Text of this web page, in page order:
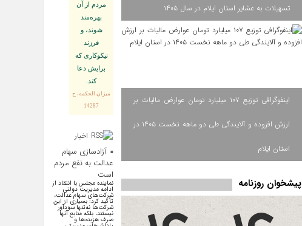
تسهیلات به عشایر استان ایلام در سال ۱۴۰۵
اینفوگرافی توزیع ۱۰۷ میلیارد تومان عوارض مالیات بر
ارزش افزوده و آلایندگی طی دو ماهه نخست ۱۴۰۵ در
استان ایلام
پیشخوان روزنامه
مردم از آن
بهره‏‌مند
شوند، و
فرزند
نيكوكارى كه
برايش دعا
كند.
ميزان الحكمه، ح
14287
اخبار
اقتصادی
آزادسازی سهام
عدالت به نفع مردم
است
نماینده مجلس با انتقاد از
ادامه مدیریت دولتی
شرکت‌های سهام عدالت،
تأکید کرد: بسیاری از این
شرکت‌ها نه‌تنها سودآور
نیستند، بلکه منابع آنها
صرف هزینه‌ها و